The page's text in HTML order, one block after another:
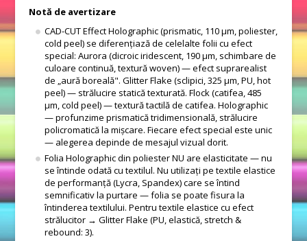
Notă de avertizare
CAD-CUT Effect Holographic (prismatic, 110 μm, poliester,
cold peel) se diferențiază de celelalte folii cu efect
special: Aurora (dicroic iridescent, 190 μm, schimbare de
culoare continuă, textură woven) — efect suprarealist
de „aură boreală". Glitter Flake (sclipici, 325 μm, PU, hot
peel) — strălucire statică texturată. Flock (catifea, 485
μm, cold peel) — textură tactilă de catifea. Holographic
— profunzime prismatică tridimensională, strălucire
policromatică la mișcare. Fiecare efect special este unic
— alegerea depinde de mesajul vizual dorit.
Folia Holographic din poliester NU are elasticitate — nu
se întinde odată cu textilul. Nu utilizați pe textile elastice
de performanță (Lycra, Spandex) care se întind
semnificativ la purtare — folia se poate fisura la
întinderea textilului. Pentru textile elastice cu efect
strălucitor → Glitter Flake (PU, elastică, stretch &
rebound: 3).